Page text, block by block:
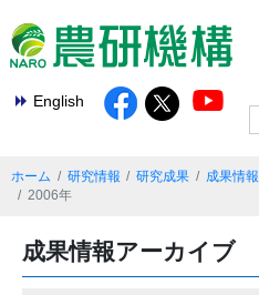
English
ホーム 研究情報 研究成果 成果情報
2006年
成果情報アーカイブ